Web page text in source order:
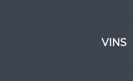
VINS